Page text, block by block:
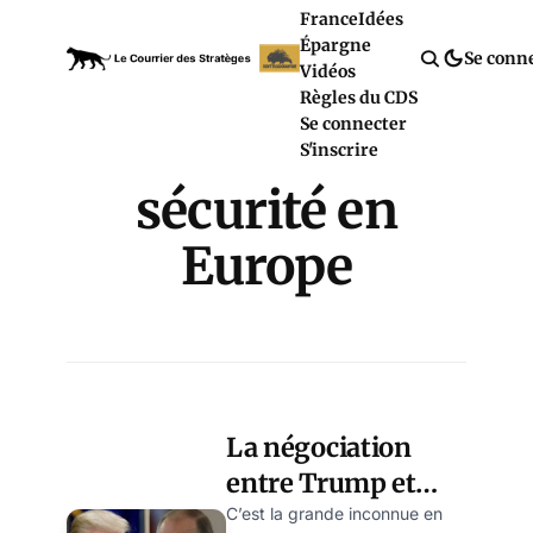
FranceIdées
Épargne
Vidéos
Règles du CDS
Se connecter
S'inscrire
Se
sécurité en
Europe
La négociation
entre Trump et
Poutine se
C’est la grande inconnue en